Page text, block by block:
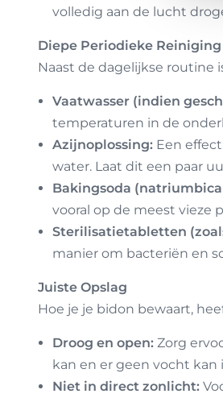
volledig aan de lucht
Diepe Periodieke Reiniging
Naast de dagelijkse routine
Vaatwasser (indien
temperaturen in de
Azijnoplossing: Een
water. Laat dit een paar
Bakingsoda
vooral op de meest vieze
Sterilisatietabletten
manier om bacteriën en
Juiste Opslag
Hoe je je bidon bewaart,
Droog en open: Zorg
kan en er geen vocht kan
Niet in direct zonlicht: